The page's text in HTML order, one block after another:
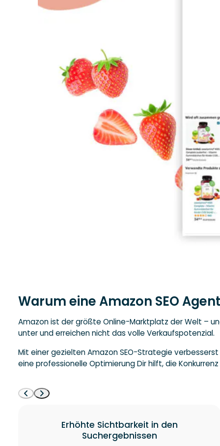
Warum eine Amazon SEO
Amazon ist der größte Online-Marktplatz der Welt –
unter und erreichen nicht das volle Verkaufspotenzial.
Mit einer gezielten Amazon SEO-Strategie
eine professionelle Optimierung Dir hilft, die
Erhöhte Sichtbarkeit in den
Suchergebnissen